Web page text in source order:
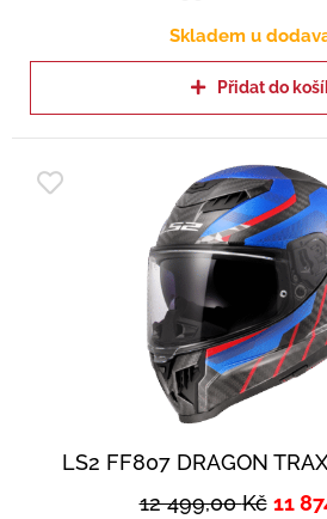
Skladem u
Přidat do
LS2 FF807 DRAGON
12 499,00Kč 11